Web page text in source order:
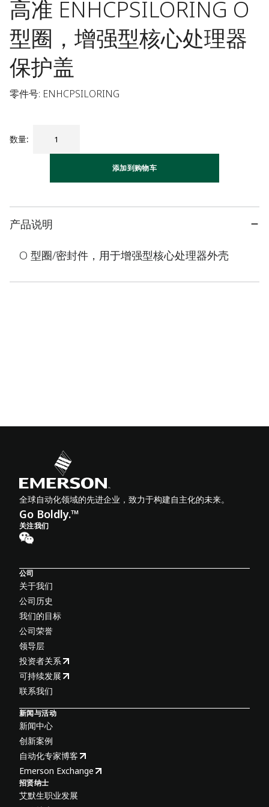
高准 ENHCPSILORING O
型圈，增强型核心处理器
保护盖
零件号: ENHCPSILORING
数量:
添加到购物车
产品说明
O 型圈/密封件，用于增强型核心处理器外壳
全球自动化领域的先进企业，致力于构建自主化的未来。
Go Boldly.™
关注我们
公司
关于我们
公司历史
我们的目标
公司荣誉
领导层
投资者关系
可持续发展
联系我们
新闻与活动
新闻中心
创新案例
自动化专家博客
Emerson Exchange
招贤纳士
艾默生职业发展